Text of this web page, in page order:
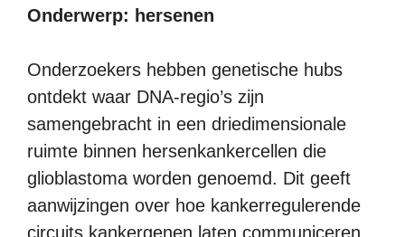
Onderwerp: hersenen
Onderzoekers hebben genetische hubs
ontdekt waar DNA-regio’s zijn
samengebracht in een driedimensionale
ruimte binnen hersenkankercellen die
glioblastoma worden genoemd. Dit geeft
aanwijzingen over hoe kankerregulerende
circuits kankergenen laten communiceren